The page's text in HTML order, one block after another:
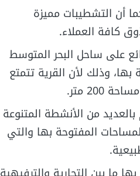
أن التشطيبات مميزة
كافة العملاء.
على ساحل البحر المتوسط
وذلك لأن القرية تتمتع
متر.
من الأنشطة المتنوعة
المفتوحة بها والتي